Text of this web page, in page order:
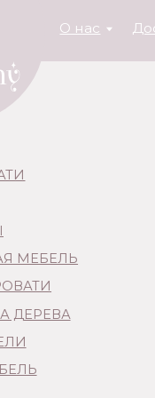
Доставка и